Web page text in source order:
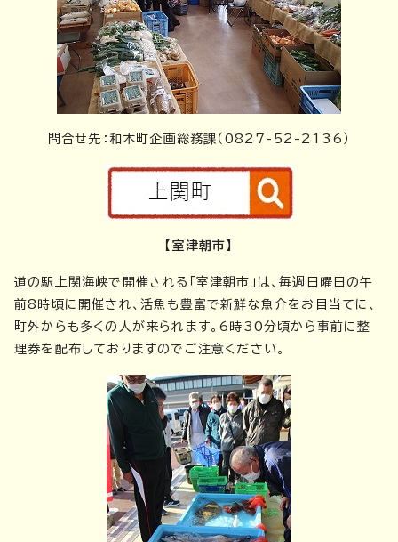
問合せ先：和木町企画総務課（0827-52-2136）
【室津朝市】
道の駅上関海峡で開催される「室津朝市」は、毎週日曜日の午
前8時頃に開催され、活魚も豊富で新鮮な魚介をお目当てに、
町外からも多くの人が来られます。6時30分頃から事前に整
理券を配布しておりますのでご注意ください。